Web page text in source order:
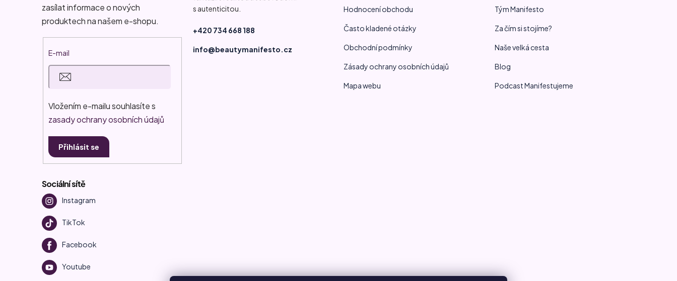
zasílat informace o nových
produktech na našem e-shopu.
E-mail
Vložením e-mailu souhlasíte s
zasady ochrany osobních údajů
Přihlásit se
s autenticitou.
+420 734 668 188
info@beautymanifesto.cz
Hodnocení obchodu
Často kladené otázky
Obchodní podmínky
Zásady ochrany osobních údajů
Mapa webu
Tým Manifesto
Za čím si stojíme?
Naše velká cesta
Blog
Podcast Manifestujeme
Sociální sítě
Instagram
TikTok
Facebook
Youtube